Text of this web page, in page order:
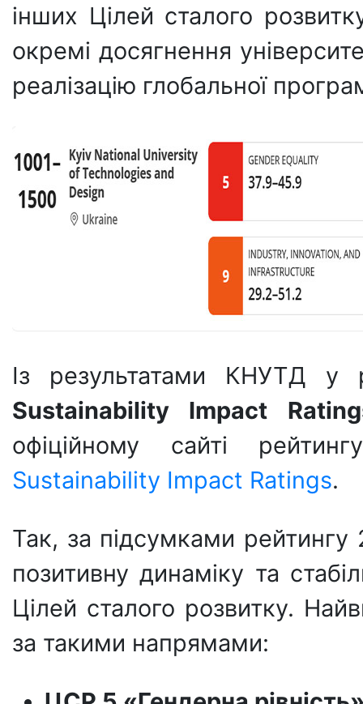
інших Цілей сталого
окремі досягнення
реалізацію глобальної
Із результатами КНУТД у
Sustainability
Impact
офіційному сайті
Sustainability Impact Ratings.
Так, за підсумками
позитивну динаміку та
Цілей сталого розвитку.
за такими напрямами: